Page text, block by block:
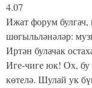
4.07
Ижат форум
шөгыльләнәләр:
Иртән булачак
Иге-чиге юк! Ох,
көтелә. Шулай ук